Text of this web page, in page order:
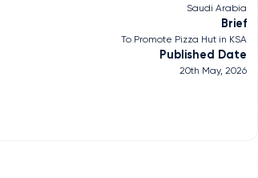
Saudi Arabia
Brief
To Promote Pizza Hut in KSA
Published Date
20th May, 2026